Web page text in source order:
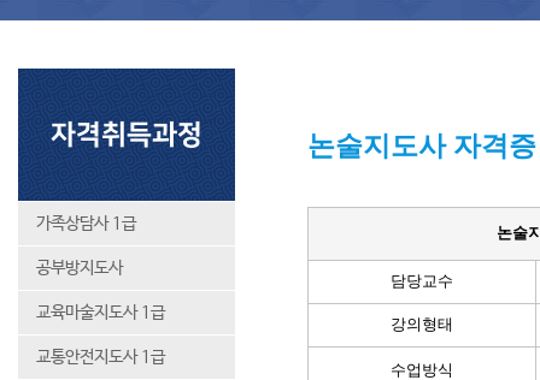
자격취득과정
가족상담사 1급
공부방지도사
교육마술지도사 1급
교통안전지도사 1급
논술지도사 자격증
논술
담당교수
강의형태
수업방식